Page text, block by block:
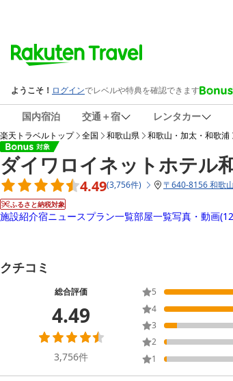
国内宿泊 交通＋宿 レンタカー
楽天トラベルトップ 全国 和歌山県 和歌山・加太・和歌浦
ダイワロイネットホテル
4.49(3,756件) 〒640-8156 和歌
ふるさと納税対象
施設紹介宿ニュースプラン一覧部屋一覧写真・動画
クチコミ
総合評価
4.49
3,756件
5
4
3
2
1